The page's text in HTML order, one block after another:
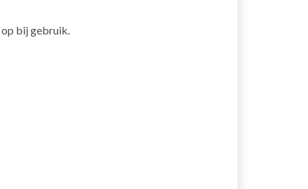
op bij gebruik.